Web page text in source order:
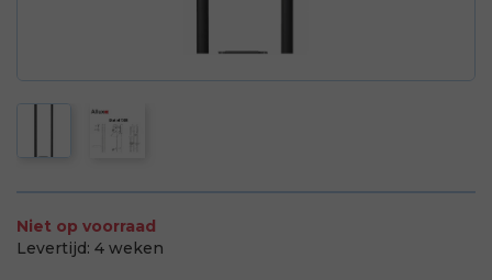
Niet op voorraad
Levertijd: 4 weken